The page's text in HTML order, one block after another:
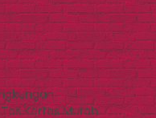
Kertas Murah